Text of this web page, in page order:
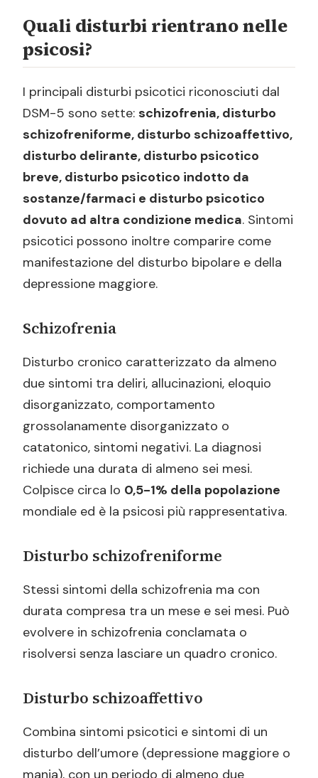
Quali disturbi rientrano nelle
psicosi?
I principali disturbi psicotici riconosciuti dal
DSM-5 sono sette: schizofrenia, disturbo
schizofreniforme, disturbo schizoaffettivo,
disturbo delirante, disturbo psicotico
breve, disturbo psicotico indotto da
sostanze/farmaci e disturbo psicotico
dovuto ad altra condizione medica. Sintomi
psicotici possono inoltre comparire come
manifestazione del disturbo bipolare e della
depressione maggiore.
Schizofrenia
Disturbo cronico caratterizzato da almeno
due sintomi tra deliri, allucinazioni, eloquio
disorganizzato, comportamento
grossolanamente disorganizzato o
catatonico, sintomi negativi. La diagnosi
richiede una durata di almeno sei mesi.
Colpisce circa lo 0,5-1% della popolazione
mondiale ed è la psicosi più rappresentativa.
Disturbo schizofreniforme
Stessi sintomi della schizofrenia ma con
durata compresa tra un mese e sei mesi. Può
evolvere in schizofrenia conclamata o
risolversi senza lasciare un quadro cronico.
Disturbo schizoaffettivo
Combina sintomi psicotici e sintomi di un
disturbo dell’umore (depressione maggiore o
mania), con un periodo di almeno due